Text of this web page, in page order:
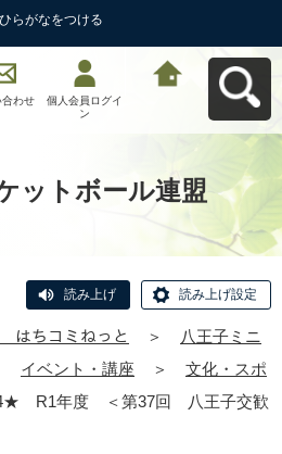
ひらがなをつける
合わせ
個人会員ログイ
ン
ットボール連盟
読み上げ 読み上げ設定
はちコミねっと ＞
八王子ミニ
イベント・講座 ＞
文化・スポ
R1年度 ＜第37回 八王子交歓